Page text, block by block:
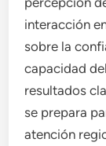
interacción
sobre la
capacidad
resultados
se prepara
atención